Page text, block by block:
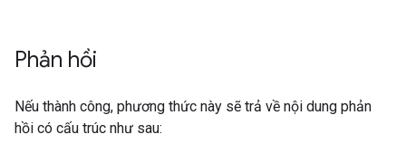
Phản hồi
Nếu thành công, phương thức này sẽ trả về nội dung phản
hồi có cấu trúc như sau: